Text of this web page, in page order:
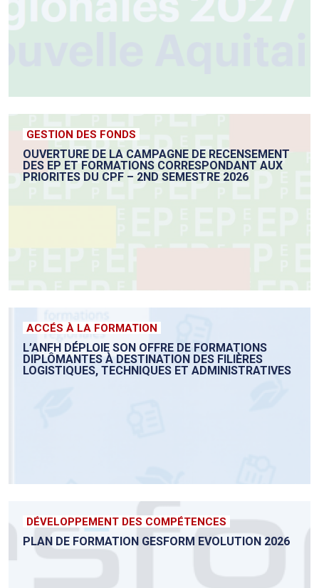
GESTION DES FONDS
OUVERTURE DE LA CAMPAGNE DE RECENSEMENT
DES EP ET FORMATIONS CORRESPONDANT AUX
PRIORITES DU CPF – 2ND SEMESTRE 2026
ACCÉS À LA FORMATION
L’ANFH DÉPLOIE SON OFFRE DE FORMATIONS
DIPLÔMANTES À DESTINATION DES FILIÈRES
LOGISTIQUES, TECHNIQUES ET ADMINISTRATIVES
DÉVELOPPEMENT DES COMPÉTENCES
PLAN DE FORMATION GESFORM EVOLUTION 2026